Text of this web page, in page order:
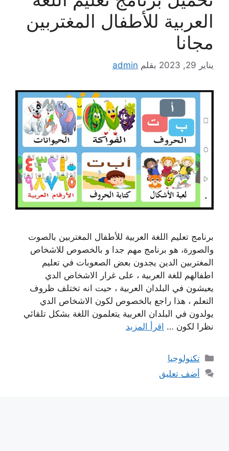
العربية للأطفال المغتربين
مجانا
يناير 29, 2023 بقلم admin
برنامج تعليم اللغة العربية للأطفال المغتربين بالصوت
والصورة، هو برنامج مهم جدا و بالخصوص للاشخاص
المغتربين الدين يجدون بعض الصعوبات في تعليم
اطفالهم للغة العربية ، على غرار الاشخاص الدي
يعيشون في البلدان العربية ، حيت انه تختلف ظروف
التعلم ، هذا راجع بالخصوص لكون الاشخاص الدي
يولدون في البلدان العربية يتعلمون اللغة بشكل تلقائي
نظرا لكون … اقرأ المزيد
التصنيفات
تكنولوجيا
أضف تعليق